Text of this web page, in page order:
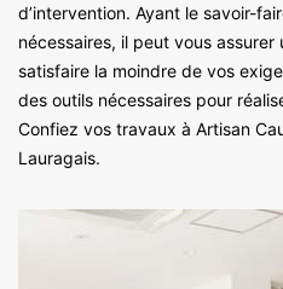
d’intervention. Ayant le savoir-
nécessaires, il peut vous
satisfaire la moindre de vos
des outils nécessaires pour
Confiez vos travaux à Artisan
Lauragais.